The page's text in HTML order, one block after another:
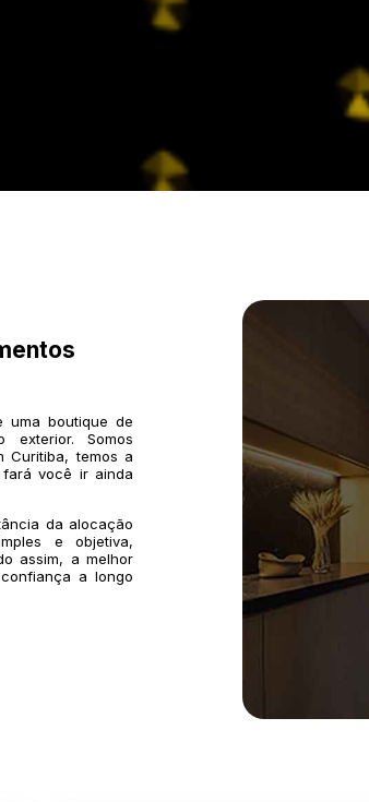
uma boutique de
Somos
Curitiba, temos a
você ir ainda
da alocação
e objetiva,
assim, a melhor
a longo